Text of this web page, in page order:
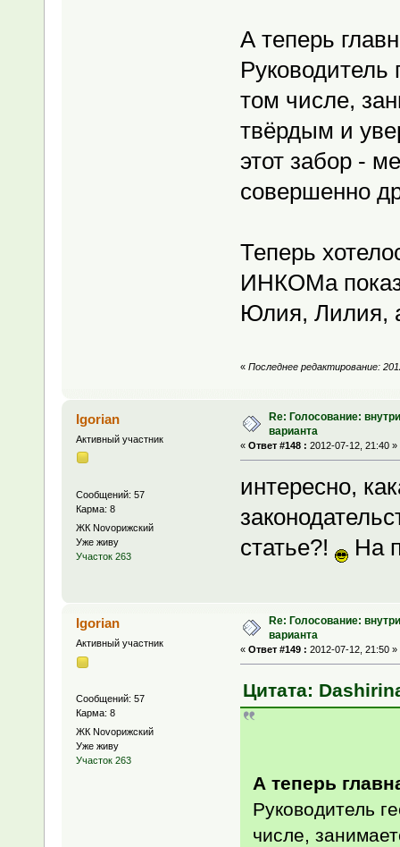
А теперь
Руководитель
том числе,
твёрдым и
этот забор -
совершенно
Теперь
ИНКОМа
Юлия, Лилия,
« Последнее редактирование:
Igorian
Активный участник
Сообщений: 57
Карма: 8
ЖК Novoрижский
Уже живу
Участок 263
Re: Голосование:
варианта
« Ответ #148 : 2012-07-12, 21:40 »
интересно,
статье?!
На
Igorian
Активный участник
Сообщений: 57
Карма: 8
ЖК Novoрижский
Уже живу
Участок 263
Re: Голосование:
варианта
« Ответ #149 : 2012-07-12, 21:50 »
Цитата:
А теперь
Руководитель
числе,